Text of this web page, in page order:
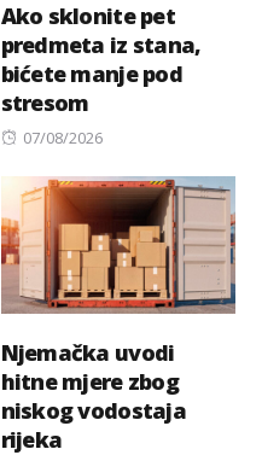
Ako sklonite pet
predmeta iz stana,
bićete manje pod
stresom
Posted
07/08/2026
Njemačka uvodi
hitne mjere zbog
niskog vodostaja
rijeka